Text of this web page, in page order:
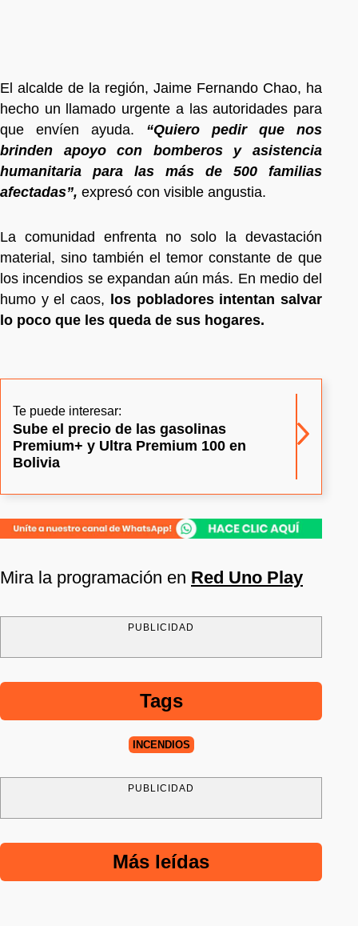
El alcalde de la región, Jaime Fernando Chao, ha
hecho un llamado urgente a las autoridades para
que envíen ayuda. “Quiero pedir que nos
brinden apoyo con bomberos y asistencia
humanitaria para las más de 500 familias
afectadas”, expresó con visible angustia.
La comunidad enfrenta no solo la devastación
material, sino también el temor constante de que
los incendios se expandan aún más. En medio del
humo y el caos, los pobladores intentan salvar
lo poco que les queda de sus hogares.
Te puede interesar:
Sube el precio de las gasolinas
Premium+ y Ultra Premium 100 en
Bolivia
Mira la programación en Red Uno Play
PUBLICIDAD
Tags
INCENDIOS
PUBLICIDAD
Más leídas